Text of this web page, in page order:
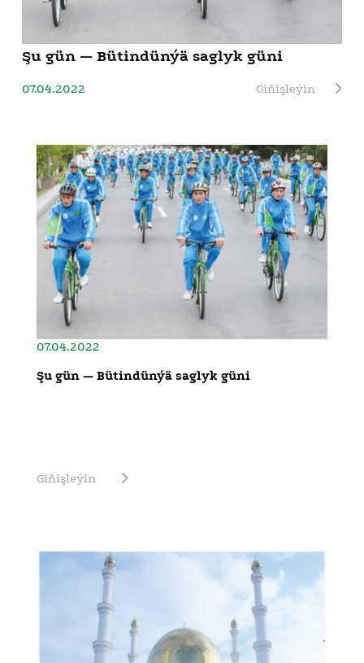
Şu gün — Bütindünýä saglyk güni
07.04.2022 Giňişleýin
07.04.2022
Şu gün — Bütindünýä saglyk güni
Giňişleýin